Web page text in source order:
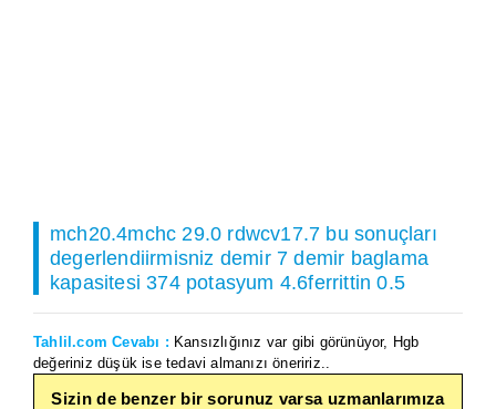
mch20.4mchc 29.0 rdwcv17.7 bu sonuçları
degerlendiirmisniz demir 7 demir baglama
kapasitesi 374 potasyum 4.6ferrittin 0.5
Tahlil.com Cevabı : Kansızlığınız var gibi görünüyor, Hgb
değeriniz düşük ise tedavi almanızı öneririz..
Sizin de benzer bir sorunuz varsa uzmanlarımıza